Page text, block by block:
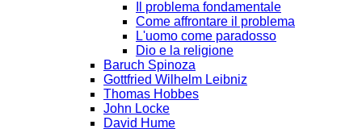
Il problema fondamentale
Come affrontare il problema
L'uomo come paradosso
Dio e la religione
Baruch Spinoza
Gottfried Wilhelm Leibniz
Thomas Hobbes
John Locke
David Hume